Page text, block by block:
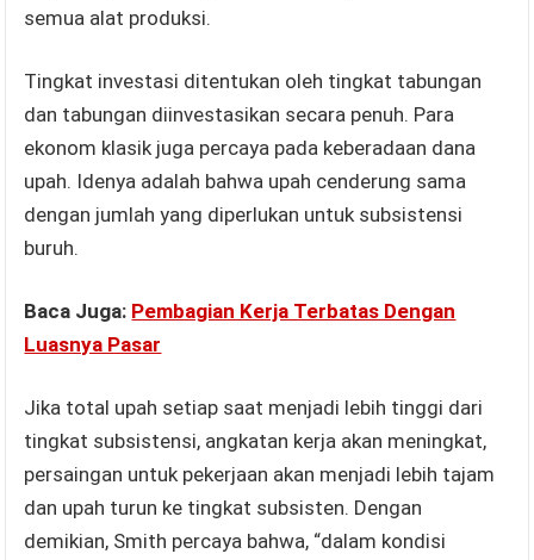
semua alat produksi.
Tingkat investasi ditentukan oleh tingkat tabungan
dan tabungan diinvestasikan secara penuh. Para
ekonom klasik juga percaya pada keberadaan dana
upah. Idenya adalah bahwa upah cenderung sama
dengan jumlah yang diperlukan untuk subsistensi
buruh.
Baca Juga: Pembagian Kerja Terbatas Dengan
Luasnya Pasar
Jika total upah setiap saat menjadi lebih tinggi dari
tingkat subsistensi, angkatan kerja akan meningkat,
persaingan untuk pekerjaan akan menjadi lebih tajam
dan upah turun ke tingkat subsisten. Dengan
demikian, Smith percaya bahwa, “dalam kondisi